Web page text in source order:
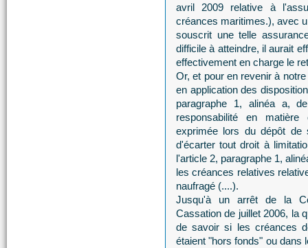
avril 2009 relative à
créances maritimes.), avec
souscrit une telle
difficile à atteindre, il aurait
effectivement en charge le
Or, et pour en revenir à
en application des
paragraphe 1, alinéa a,
responsabilité en
exprimée lors du dépôt de
d'écarter tout droit à
l'article 2, paragraphe 1,
les créances relatives
naufragé (....).
Jusqu'à un arrêt de la
Cassation de juillet 2006, la
de savoir si les créances
étaient "hors fonds" ou dans